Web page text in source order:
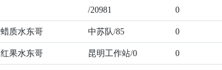
/20981 0
蜡质水东哥 中苏队/85 0
红果水东哥 昆明工作站/0 0